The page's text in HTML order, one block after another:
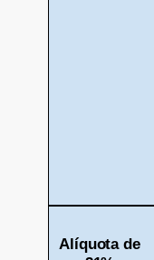
Alíquota de